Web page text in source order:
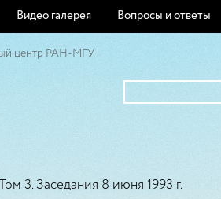
Видео галерея Вопросы и ответы
центр РАН-МГУ
Том 3. Заседания 8 июня 1993 г.